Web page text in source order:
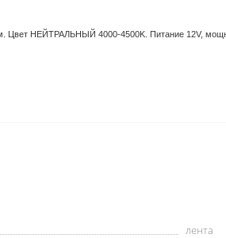
Цвет НЕЙТРАЛЬНЫЙ 4000-4500K. Питание 12V,
лента